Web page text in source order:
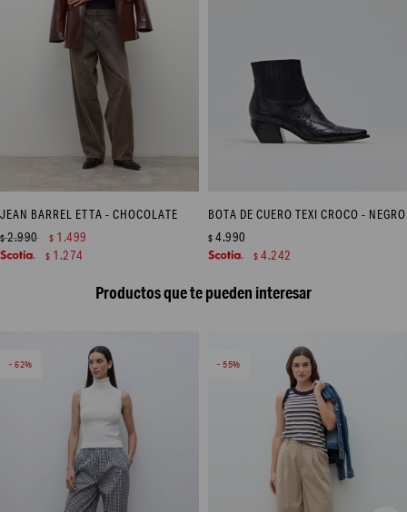
JEAN BARREL ETTA - CHOCOLATE
$2.990 $ 1.499
$ 1.274
BOTA DE CUERO TEXI CROCO - NEGRO
$ 4.990
$ 4.242
Productos que te pueden interesar
62 55